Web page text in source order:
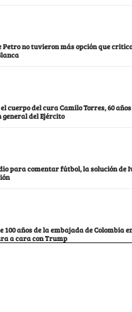
Petro no tuvieron más opción que
cuerpo del cura Camilo Torres, 60
general del Ejército
para comentar fútbol, la solución de
100 años de la embajada de Colombia
a cara con Trump